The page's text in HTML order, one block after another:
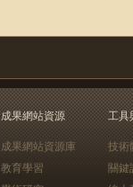
成果網站資源
成果網站資源庫
教育學習
工具
技術
關鍵